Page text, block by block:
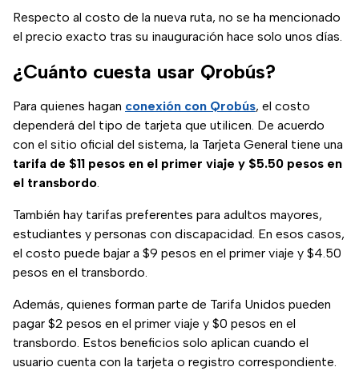
Respecto al costo de la nueva ruta, no se ha mencionado
el precio exacto tras su inauguración hace solo unos días.
¿Cuánto cuesta usar Qrobús?
Para quienes hagan conexión con Qrobús, el costo
dependerá del tipo de tarjeta que utilicen. De acuerdo
con el sitio oficial del sistema, la Tarjeta General tiene una
tarifa de $11 pesos en el primer viaje y $5.50 pesos en
el transbordo.
También hay tarifas preferentes para adultos mayores,
estudiantes y personas con discapacidad. En esos casos,
el costo puede bajar a $9 pesos en el primer viaje y $4.50
pesos en el transbordo.
Además, quienes forman parte de Tarifa Unidos pueden
pagar $2 pesos en el primer viaje y $0 pesos en el
transbordo. Estos beneficios solo aplican cuando el
usuario cuenta con la tarjeta o registro correspondiente.